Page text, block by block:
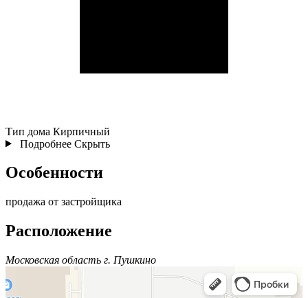
Тип дома Кирпичный
Подробнее Скрыть
Особенности
продажа от застройщика
Расположение
Московская область г. Пушкино